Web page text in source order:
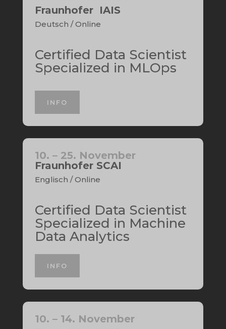
Fraunhofer IAIS
Deutsch / Online
Certified Data Scientist
Specialized in MLOps
INFO
10. – 25. November
Fraunhofer SCAI
Englisch / Online
Certified Data Scientist
Specialized in Machine
Data Analytics
INFO
10. – 14. November